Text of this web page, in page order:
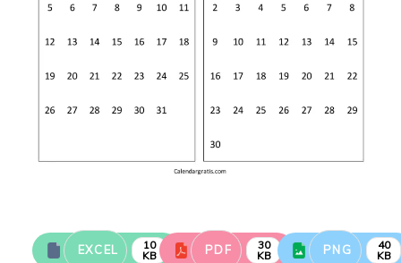
EXCEL
10
KB
PDF
30
KB
PNG
40
KB